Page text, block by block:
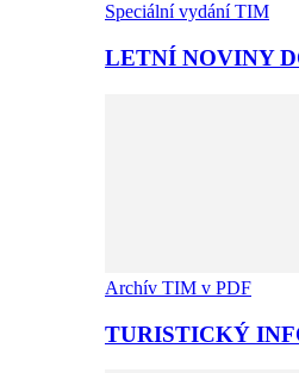
Speciální vydání TIM
LETNÍ NOVINY
Archív TIM v PDF
TURISTICKÝ